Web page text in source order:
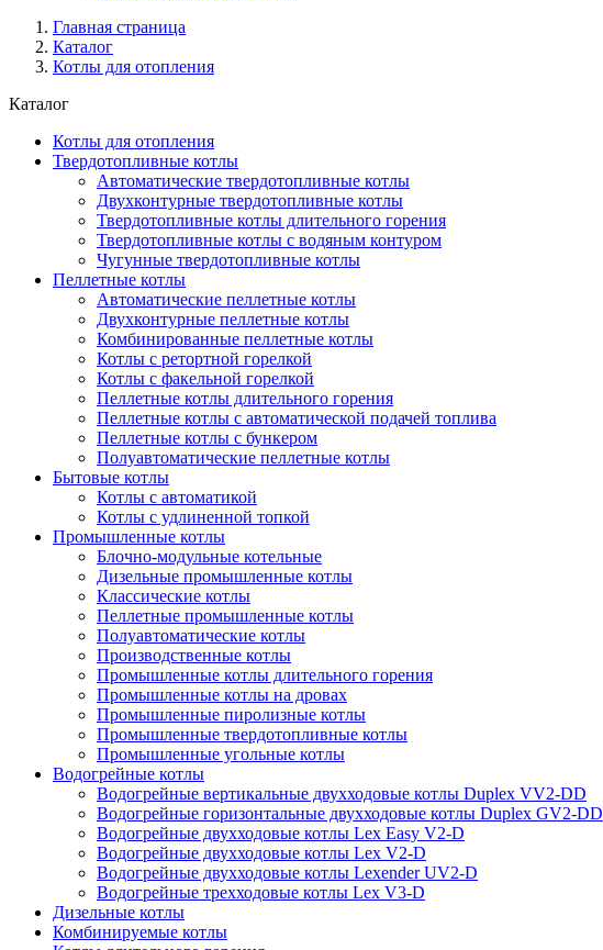
Главная страница
Каталог
Котлы для отопления
Каталог
Котлы для отопления
Твердотопливные котлы
Автоматические твердотопливные котлы
Двухконтурные твердотопливные котлы
Твердотопливные котлы длительного горения
Твердотопливные котлы с водяным контуром
Чугунные твердотопливные котлы
Пеллетные котлы
Автоматические пеллетные котлы
Двухконтурные пеллетные котлы
Комбинированные пеллетные котлы
Котлы с ретортной горелкой
Котлы с факельной горелкой
Пеллетные котлы длительного горения
Пеллетные котлы с автоматической подачей топлива
Пеллетные котлы с бункером
Полуавтоматические пеллетные котлы
Бытовые котлы
Котлы с автоматикой
Котлы с удлиненной топкой
Промышленные котлы
Блочно-модульные котельные
Дизельные промышленные котлы
Классические котлы
Пеллетные промышленные котлы
Полуавтоматические котлы
Производственные котлы
Промышленные котлы длительного горения
Промышленные котлы на дровах
Промышленные пиролизные котлы
Промышленные твердотопливные котлы
Промышленные угольные котлы
Водогрейные котлы
Водогрейные вертикальные двухходовые котлы Duplex VV2-DD
Водогрейные горизонтальные двухходовые котлы Duplex GV2-DD
Водогрейные двухходовые котлы Lex Easy V2-D
Водогрейные двухходовые котлы Lex V2-D
Водогрейные двухходовые котлы Lexender UV2-D
Водогрейные трехходовые котлы Lex V3-D
Дизельные котлы
Комбинируемые котлы